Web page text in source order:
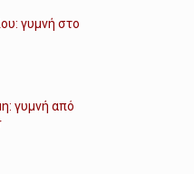
γυμνή στο
γυμνή από